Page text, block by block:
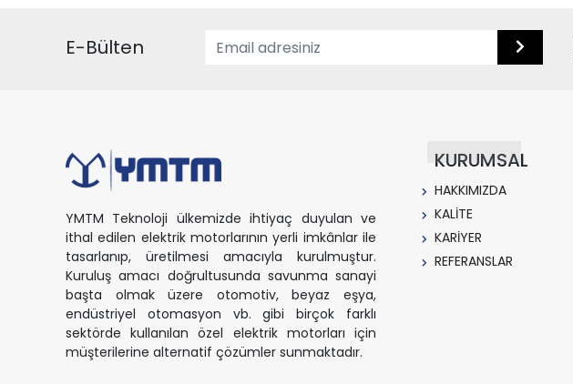
E-Bülten
YMTM Teknoloji ülkemizde ihtiyaç duyulan ve
ithal edilen elektrik motorlarının yerli imkânlar ile
tasarlanıp, üretilmesi amacıyla kurulmuştur.
Kuruluş amacı doğrultusunda savunma sanayi
başta olmak üzere otomotiv, beyaz eşya,
endüstriyel otomasyon vb. gibi birçok farklı
sektörde kullanılan özel elektrik motorları için
müşterilerine alternatif çözümler sunmaktadır.
KURUMSAL
HAKKIMIZDA
KALİTE
KARİYER
REFERANSLAR